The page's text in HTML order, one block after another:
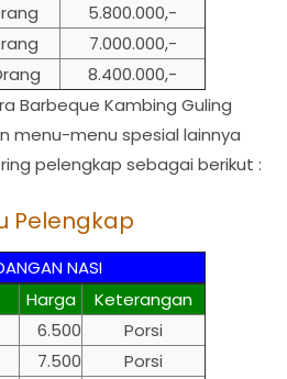
5.800.000,-
7.000.000,-
8.400.000,-
Barbeque Kambing Guling
menu-menu spesial lainnya
pelengkap sebagai berikut :
Pelengkap
NASI
Harga
Keterangan
6.500
Porsi
7.500
Porsi